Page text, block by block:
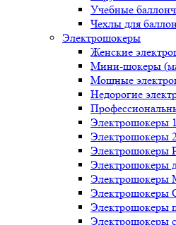
Учебные
Чехлы для
Электрошокеры
Женские
Мини-шокеры
Мощные
Недорогие
Электрошокеры
Электрошокеры
Электрошокеры
Электрошокеры
Электрошокеры
Электрошокеры
Электрошокеры
Электрошокеры